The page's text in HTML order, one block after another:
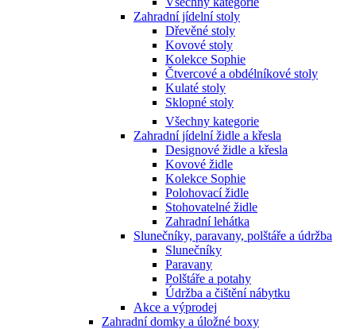
Zahradní jídelní stoly
Dřevěné stoly
Kovové stoly
Kolekce Sophie
Čtvercové a obdélníkové stoly
Kulaté stoly
Sklopné stoly
Všechny kategorie
Zahradní jídelní židle a křesla
Designové židle a křesla
Kovové židle
Kolekce Sophie
Polohovací židle
Stohovatelné židle
Zahradní lehátka
Slunečníky, paravany, polštáře a údržba
Slunečníky
Paravany
Polštáře a potahy
Údržba a čištění nábytku
Akce a výprodej
Zahradní domky a úložné boxy